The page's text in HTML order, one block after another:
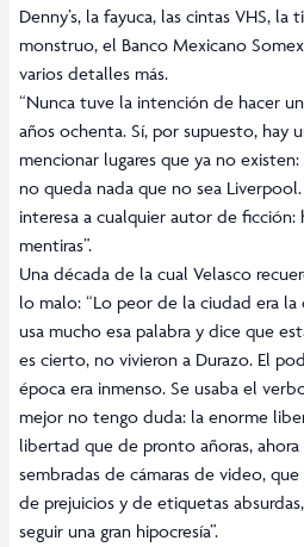
Denny’s, la fayuca, las cintas VHS,
monstruo, el Banco Mexicano
varios detalles más.
“Nunca tuve la intención de hacer
años ochenta. Sí, por supuesto, hay
mencionar lugares que ya no existen:
no queda nada que no sea
interesa a cualquier autor de ficción:
mentiras”.
Una década de la cual Velasco
lo malo: “Lo peor de la ciudad era
usa mucho esa palabra y dice que
es cierto, no vivieron a Durazo. El
época era inmenso. Se usaba el
mejor no tengo duda: la enorme
libertad que de pronto añoras,
sembradas de cámaras de video,
de prejuicios y de etiquetas
seguir una gran hipocresía”.